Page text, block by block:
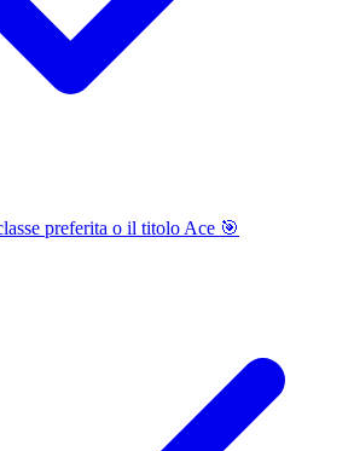
preferita o il titolo Ace 🎯